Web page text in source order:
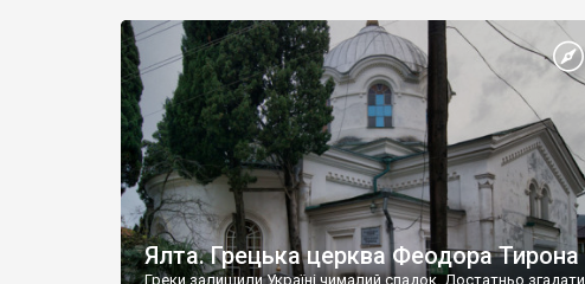
Херсонесі Володимир-язичник, став Василем-
християнином. А потім було Хрещення Русі. На честь
Херсонесу Таврійського названо місто […]
Ялта. Грецька церква Феодора Тирона
Греки залишили Україні чималий спадок. Достатньо згадати